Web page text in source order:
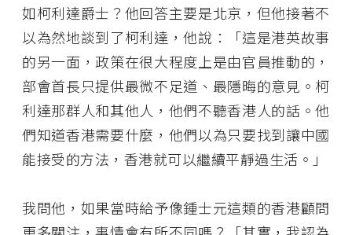
如柯利達爵士？他回答主要是北京，但他接著不
以為然地談到了柯利達，他說：「這是港英故事
的另一面，政策在很大程度上是由官員推動的，
部會首長只提供最微不足道、最隱晦的意見。柯
利達那群人和其他人，他們不聽香港人的話。他
們知道香港需要什麼，他們以為只要找到讓中國
能接受的方法，香港就可以繼續平靜過生活。」
我問他，如果當時給予像鍾士元這類的香港顧問